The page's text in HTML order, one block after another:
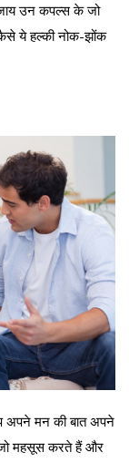
उन कपल्स के जो
ये हल्की नोक-झोंक
अपने मन की बात अपने
महसूस करते हैं और